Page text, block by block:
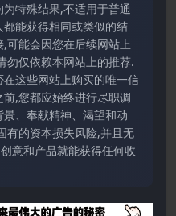
特殊结果,不适用于普通
能获得相同或类似的结
可能会因您在后续网站上
勿仅依赖本网站上的推荐.
这些网站上购买的唯一信
,您都应始终进行尽职调
、奉献精神、渴望和动
有的资本损失风险,并且无
意和产品就能获得任何收